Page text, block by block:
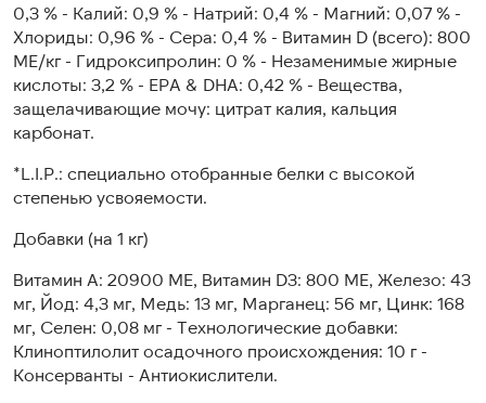
0,3 % - Калий: 0,9 % - Натрий: 0,4 % - Магний: 0,07 % -
Хлориды: 0,96 % - Сера: 0,4 % - Витамин D (всего): 800
ME/кг - Гидроксипролин: 0 % - Незаменимые жирные
кислоты: 3,2 % - EPA & DHA: 0,42 % - Вещества,
защелачивающие мочу: цитрат калия, кальция
карбонат.
*L.I.P.: специально отобранные белки с высокой
степенью усвояемости.
Добавки (на 1 кг)
Витамин A: 20900 ME, Витамин D3: 800 ME, Железо: 43
мг, Йод: 4,3 мг, Медь: 13 мг, Марганец: 56 мг, Цинк: 168
мг, Ceлeн: 0,08 мг - Технологические добавки:
Клиноптилолит осадочного происхождения: 10 г -
Консерванты - Антиокислители.